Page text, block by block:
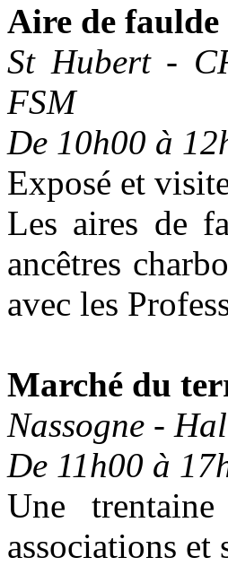
Aire de faulde
St Hubert -
FSM
De 10h00 à
Exposé et
Les aires de
ancêtres
avec les
Marché du
Nassogne -
De 11h00 à
Une
associations et